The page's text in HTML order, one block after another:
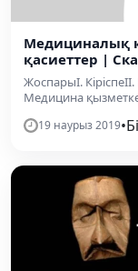
Медициналық
қасиеттер |
ЖоспарыІ.
Медицина
19 наурыз 2019•